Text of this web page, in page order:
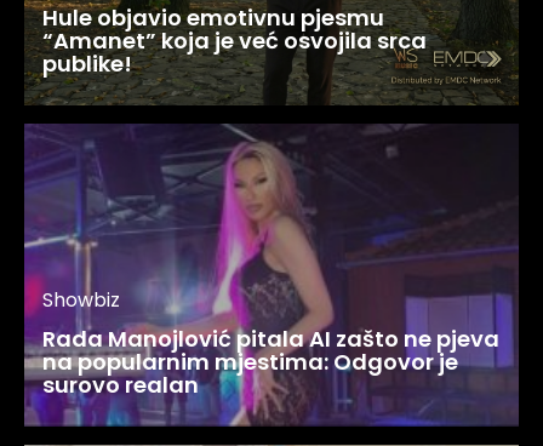
Hule objavio emotivnu pjesmu
“Amanet” koja je već osvojila srca
publike!
Showbiz
Rada Manojlović pitala AI zašto ne pjeva
na popularnim mjestima: Odgovor je
surovo realan